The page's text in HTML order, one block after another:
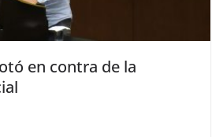
en contra de la